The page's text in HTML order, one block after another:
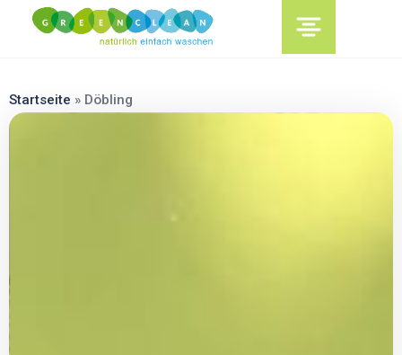
content
Startseite » Döbling